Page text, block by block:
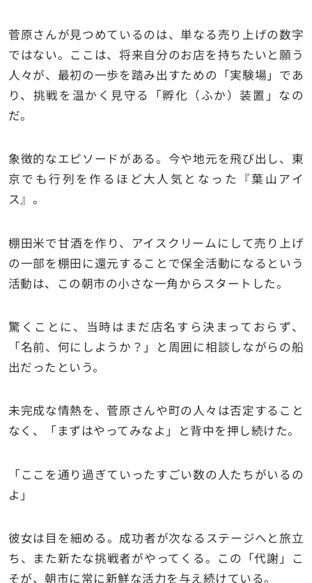
菅原さんが見つめているのは、単なる売り上げの数字
ではない。ここは、将来自分のお店を持ちたいと願う
人々が、最初の一歩を踏み出すための「実験場」であ
り、挑戦を温かく見守る「孵化（ふか）装置」なの
だ。
象徴的なエピソードがある。今や地元を飛び出し、東
京でも行列を作るほど大人気となった『葉山アイ
ス』。
棚田米で甘酒を作り、アイスクリームにして売り上げ
の一部を棚田に還元することで保全活動になるという
活動は、この朝市の小さな一角からスタートした。
驚くことに、当時はまだ店名すら決まっておらず、
「名前、何にしようか？」と周囲に相談しながらの船
出だったという。
未完成な情熱を、菅原さんや町の人々は否定すること
なく、「まずはやってみなよ」と背中を押し続けた。
「ここを通り過ぎていったすごい数の人たちがいるの
よ」
彼女は目を細める。成功者が次なるステージへと旅立
ち、また新たな挑戦者がやってくる。この「代謝」こ
そが、朝市に常に新鮮な活力を与え続けている。